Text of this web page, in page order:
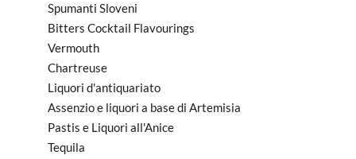
Spumanti Sloveni
Bitters Cocktail Flavourings
Vermouth
Chartreuse
Liquori d'antiquariato
Assenzio e liquori a base di Artemisia
Pastis e Liquori all'Anice
Tequila